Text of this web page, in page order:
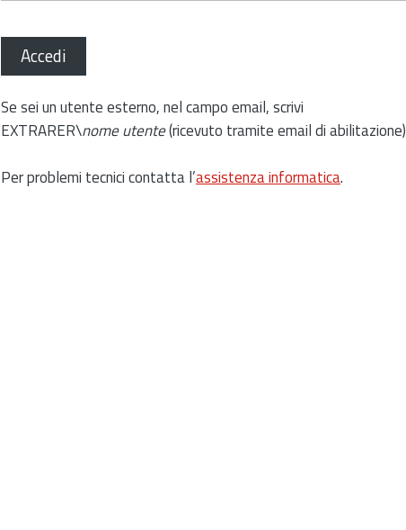
Accedi
Se sei un utente esterno, nel campo email, scrivi
EXTRARER\nome utente(ricevuto tramite email di abilitazione)
Per problemi tecnici contatta l’assistenza informatica.